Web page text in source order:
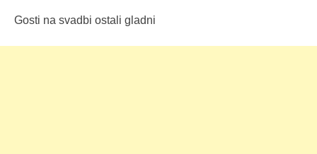
Gosti na svadbi ostali gladni